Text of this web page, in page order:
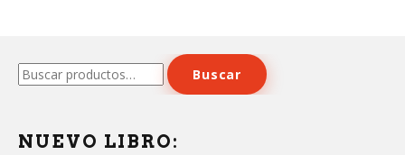
Buscar
por:
Buscar
NUEVO LIBRO: